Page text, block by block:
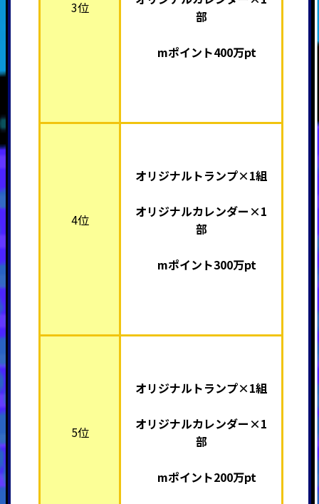
3位
部
mポイント400万pt
4位
オリジナルトランプ×1組
オリジナルカレンダー×1
部
mポイント300万pt
5位
オリジナルトランプ×1組
オリジナルカレンダー×1
部
mポイント200万pt